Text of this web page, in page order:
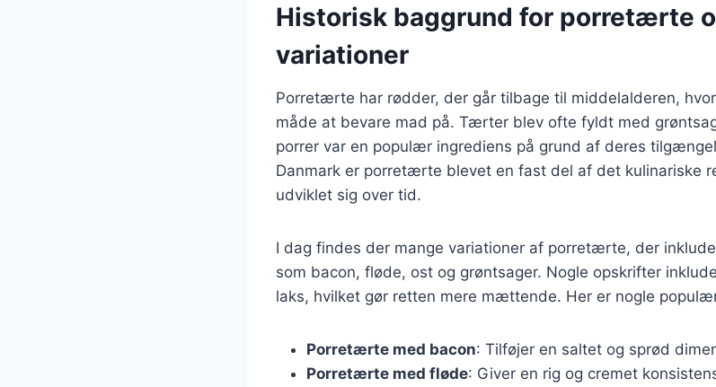
Historisk baggrund for porretærte
variationer
Porretærte har rødder, der går tilbage til middelalderen,
måde at bevare mad på. Tærter blev ofte fyldt med
porrer var en populær ingrediens på grund af deres
Danmark er porretærte blevet en fast del af det kulinariske
udviklet sig over tid.
I dag findes der mange variationer af porretærte, der
som bacon, fløde, ost og grøntsager. Nogle opskrifter
laks, hvilket gør retten mere mættende. Her er nogle
Porretærte med bacon: Tilføjer en saltet og sprød
Porretærte med fløde: Giver en rig og cremet